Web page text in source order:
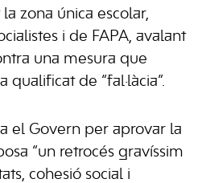
zona única escolar,
i de FAPA, avalant
una mesura que
de “fal·làcia”.
el Govern per aprovar la
“un retrocés gravíssim
cohesió social i